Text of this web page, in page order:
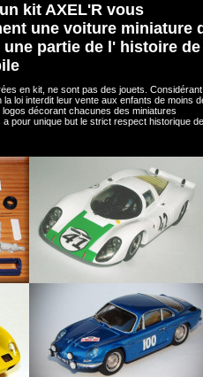
kit AXEL'R vous
une voiture miniature
partie de l' histoire de
en kit, ne sont pas des jouets. Considérant
loi interdit leur vente aux enfants de moins
décorant chacunes des miniatures
pour unique but le strict respect historique